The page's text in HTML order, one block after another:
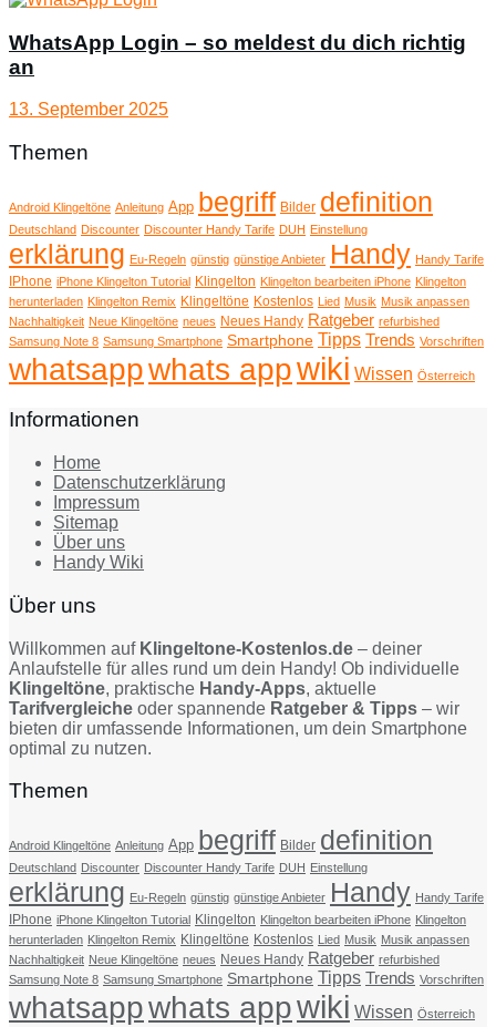
WhatsApp Login – so meldest du dich richtig
an
13. September 2025
Themen
Android Klingeltöne Anleitung App begriff Bilder definition
Deutschland Discounter Discounter Handy Tarife DUH Einstellung
erklärung Eu-Regeln günstig günstige Anbieter Handy Handy Tarife
IPhone iPhone Klingelton Tutorial Klingelton Klingelton bearbeiten iPhone Klingelton
herunterladen Klingelton Remix Klingeltöne Kostenlos Lied Musik Musik anpassen
Nachhaltigkeit Neue Klingeltöne neues Neues Handy Ratgeber refurbished
Samsung Note 8 Samsung Smartphone Smartphone Tipps Trends Vorschriften
whatsappwhats appwiki Wissen Österreich
Informationen
Home
Datenschutzerklärung
Impressum
Sitemap
Über uns
Handy Wiki
Über uns
Willkommen auf Klingeltone-Kostenlos.de – deiner
Anlaufstelle für alles rund um dein Handy! Ob individuelle
Klingeltöne, praktische Handy-Apps, aktuelle
Tarifvergleiche oder spannende Ratgeber & Tipps – wir
bieten dir umfassende Informationen, um dein Smartphone
optimal zu nutzen.
Themen
Android Klingeltöne Anleitung App begriff Bilder definition
Deutschland Discounter Discounter Handy Tarife DUH Einstellung
erklärung Eu-Regeln günstig günstige Anbieter Handy Handy Tarife
IPhone iPhone Klingelton Tutorial Klingelton Klingelton bearbeiten iPhone Klingelton
herunterladen Klingelton Remix Klingeltöne Kostenlos Lied Musik Musik anpassen
Nachhaltigkeit Neue Klingeltöne neues Neues Handy Ratgeber refurbished
Samsung Note 8 Samsung Smartphone Smartphone Tipps Trends Vorschriften
whatsappwhats appwiki Wissen Österreich